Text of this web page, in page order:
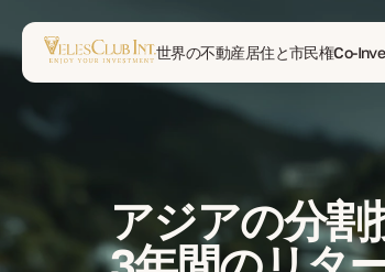
世界の不動産居住と市民権Co-
アジアの分割